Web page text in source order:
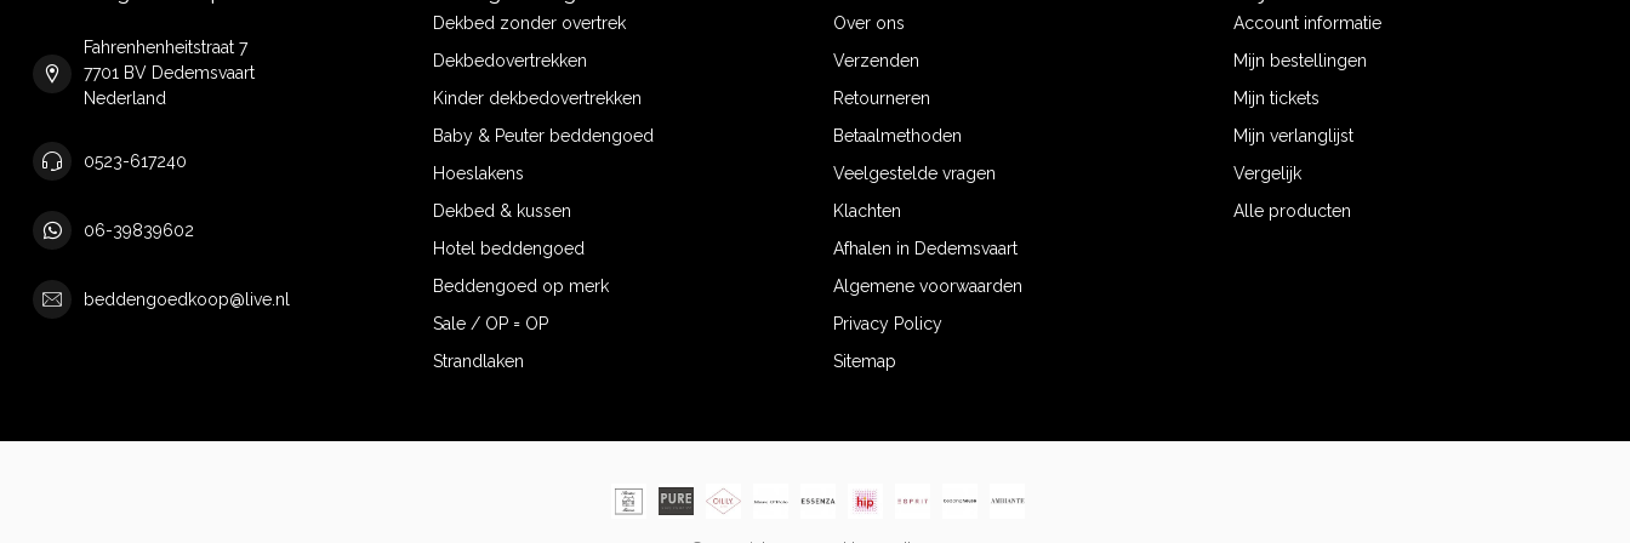
Fahrenhenheitstraat 7
7701 BV Dedemsvaart
Nederland
0523-617240
06-39839602
beddengoedkoop@live.nl
Dekbed zonder overtrek
Dekbedovertrekken
Kinder dekbedovertrekken
Baby & Peuter beddengoed
Hoeslakens
Dekbed & kussen
Hotel beddengoed
Beddengoed op merk
Sale / OP = OP
Strandlaken
Over ons
Verzenden
Retourneren
Betaalmethoden
Veelgestelde vragen
Klachten
Afhalen in Dedemsvaart
Algemene voorwaarden
Privacy Policy
Sitemap
Account informatie
Mijn bestellingen
Mijn tickets
Mijn verlanglijst
Vergelijk
Alle producten